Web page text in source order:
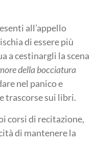
all’appello
di essere più
a cestinargli la scena
della bocciatura
nel panico e
trascorse sui libri.
corsi di recitazione,
di mantenere la